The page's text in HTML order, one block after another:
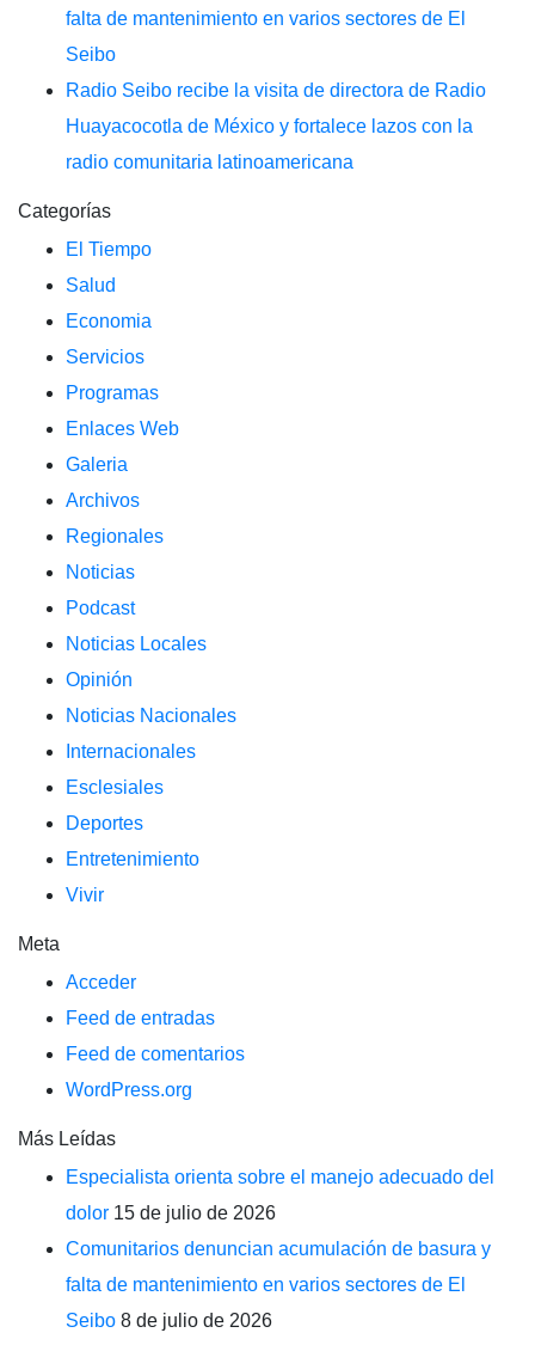
falta de mantenimiento en varios sectores de El
Seibo
Radio Seibo recibe la visita de directora de Radio
Huayacocotla de México y fortalece lazos con la
radio comunitaria latinoamericana
Categorías
El Tiempo
Salud
Economia
Servicios
Programas
Enlaces Web
Galeria
Archivos
Regionales
Noticias
Podcast
Noticias Locales
Opinión
Noticias Nacionales
Internacionales
Esclesiales
Deportes
Entretenimiento
Vivir
Meta
Acceder
Feed de entradas
Feed de comentarios
WordPress.org
Más Leídas
Especialista orienta sobre el manejo adecuado del
dolor 15 de julio de 2026
Comunitarios denuncian acumulación de basura y
falta de mantenimiento en varios sectores de El
Seibo 8 de julio de 2026